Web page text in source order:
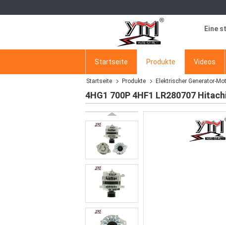
Eine
Startseite Produkte Videos
Startseite Produkte Elektrischer Generator-
4HG1 700P 4HF1 LR280707